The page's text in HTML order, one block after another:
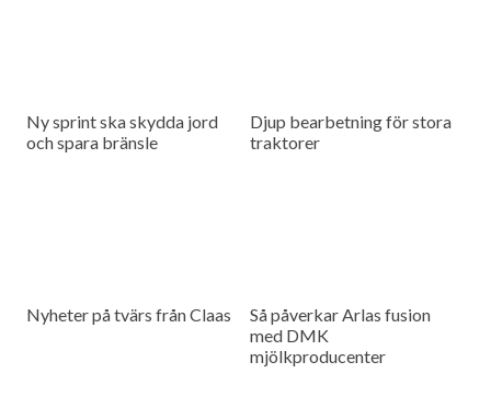
Ny sprint ska skydda jord
och spara bränsle
Djup bearbetning för stora
traktorer
Nyheter på tvärs från Claas
Så påverkar Arlas fusion
med DMK
mjölkproducenter